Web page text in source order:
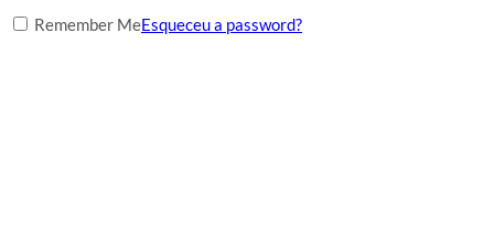
Remember MeEsqueceu a password?